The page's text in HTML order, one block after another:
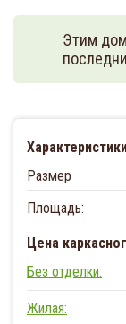
Этим
Размер
Площадь:
Цена
Без отделки:
Жилая: